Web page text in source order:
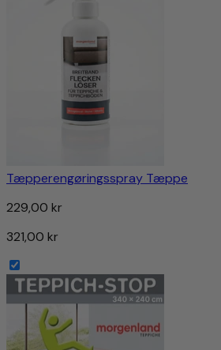
Tæpperengøringsspray Tæppe
229,00 kr
321,00 kr